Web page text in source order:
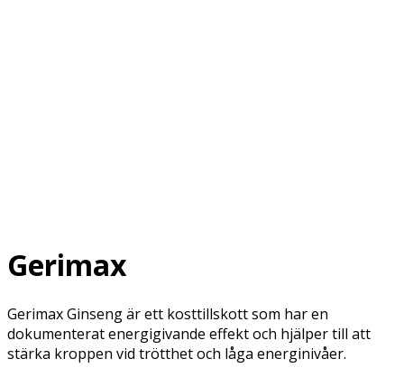
Gerimax
Gerimax Ginseng är ett kosttillskott som har en
dokumenterat energigivande effekt och hjälper till att
stärka kroppen vid trötthet och låga energinivåer.